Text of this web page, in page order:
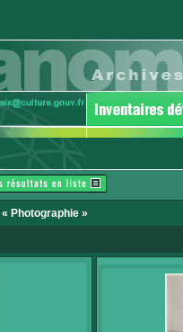
« Photographie »